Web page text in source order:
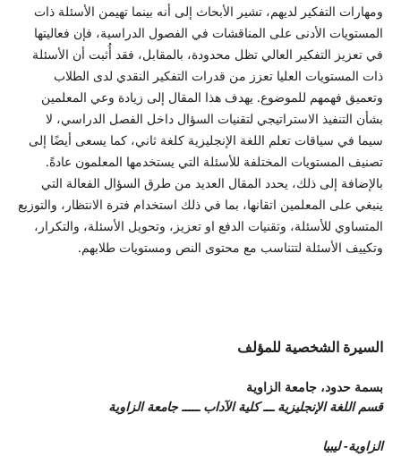
ومهارات التفكير لديهم، تشير الأبحاث إلى أنه بينما تهيمن الأسئلة ذات
المستويات الأدنى على المناقشات في الفصول الدراسية، فإن فعاليتها
في تعزيز التفكير العالي تظل محدودة، بالمقابل، فقد أُثبت أن الأسئلة
ذات المستويات العليا تعزز من قدرات التفكير النقدي لدى الطلاب
وتعميق فهمهم للموضوع. يهدف هذا المقال إلى زيادة وعي المعلمين
بشأن التنفيذ الاستراتيجي لتقنيات السؤال داخل الفصل الدراسي، لا
سيما في سياقات تعلم اللغة الإنجليزية كلغة ثاني، كما يسعى أيضًا إلى
تصنيف المستويات المختلفة للأسئلة التي يستخدمها المعلمون عادةً.
بالإضافة إلى ذلك، يحدد المقال العديد من طرق السؤال الفعالة التي
ينبغي على المعلمين اتقانها، بما في ذلك استخدام فترة الانتظار، والتوزيع
المتساوي للأسئلة، وتقنيات الدفع او تعزيز، وتحويل الأسئلة، والتكرار،
وتكييف الأسئلة لتتناسب مع محتوى النص ومستويات طلابهم.
السيرة الشخصية للمؤلف
بسمة حدود، جامعة الزاوية
قسم اللغة الإنجليزية ـــ كلية الآداب ـــــ جامعة الزاوية
الزاوية- ليبيا